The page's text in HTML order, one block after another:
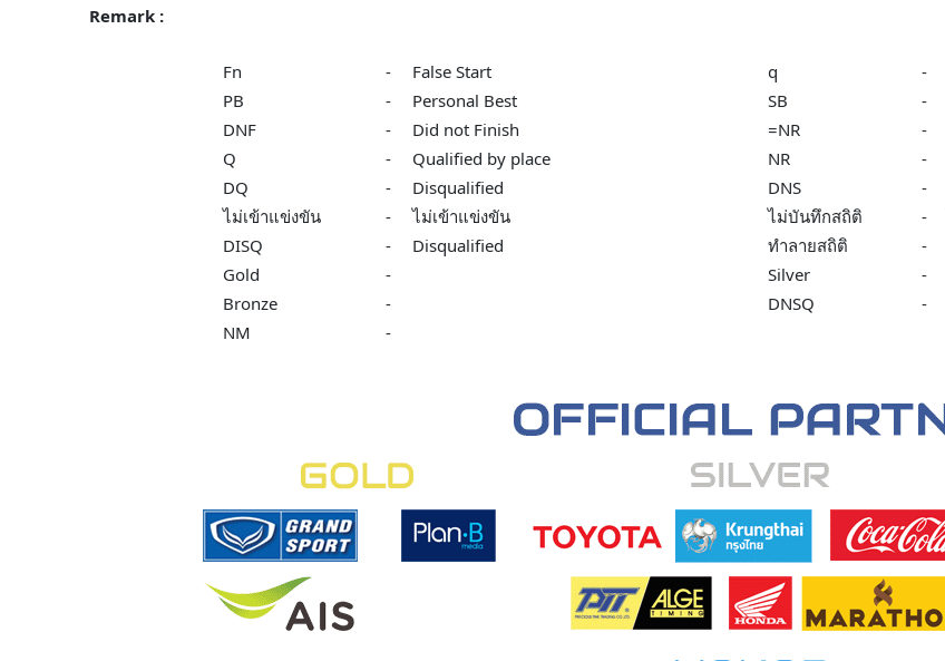
Remark :
Fn - False Start q -
PB
- Personal Best SB -
DNF
- Did not Finish =NR -
Q
- Qualified by place NR -
DQ
- Disqualified DNS -
ไม่เข้าแข่งขัน
- ไม่เข้าแข่งขัน ไม่บันทึกสถิติ -
DISQ
- Disqualified ทำลายสถิติ -
Gold
- Silver
-
Bronze
- DNSQ
-
NM
-